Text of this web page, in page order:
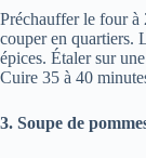
Préchauffer le four à
couper en quartiers.
épices. Étaler sur
Cuire 35 à 40
3. Soupe de